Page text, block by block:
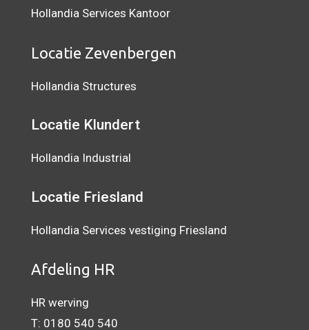
Hollandia Services Kantoor
Locatie Zevenbergen
Hollandia Structures
Locatie Klundert
Hollandia Industrial
Locatie Friesland
Hollandia Services vestiging Friesland
Afdeling HR
HR werving
T: 0180 540 540